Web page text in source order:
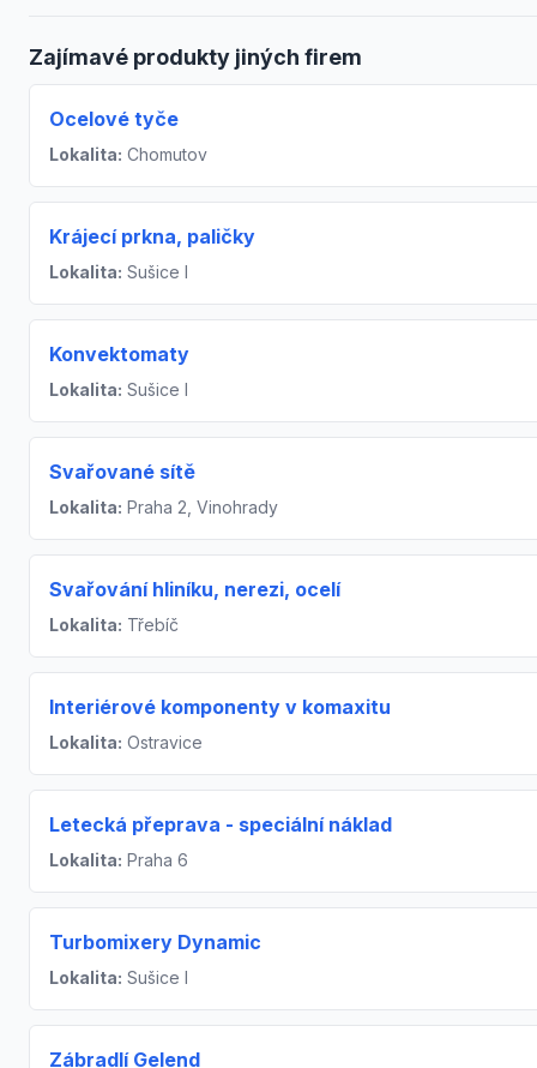
Zajímavé produkty jiných firem
Ocelové tyče
Lokalita: Chomutov
Krájecí prkna, paličky
Lokalita: Sušice I
Konvektomaty
Lokalita: Sušice I
Svařované sítě
Lokalita: Praha 2, Vinohrady
Svařování hliníku, nerezi, ocelí
Lokalita: Třebíč
Interiérové komponenty v komaxitu
Lokalita: Ostravice
Letecká přeprava - speciální náklad
Lokalita: Praha 6
Turbomixery Dynamic
Lokalita: Sušice I
Zábradlí Gelend